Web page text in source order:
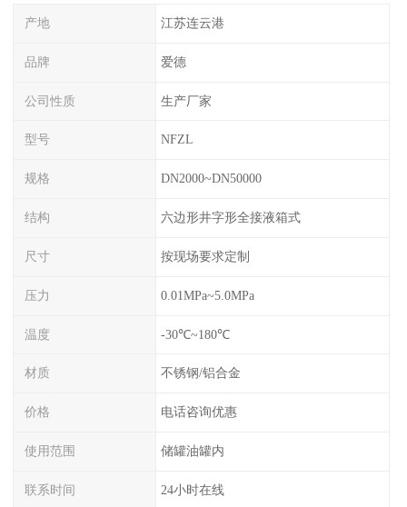
产地 江苏连云港
品牌 爱德
公司性质 生产厂家
型号 NFZL
规格 DN2000~DN50000
结构 六边形井字形全接液箱式
尺寸 按现场要求定制
压力 0.01MPa~5.0MPa
温度 -30℃~180℃
材质 不锈钢/铝合金
价格 电话咨询优惠
使用范围 储罐油罐内
联系时间 24小时在线